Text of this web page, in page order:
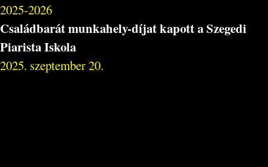
2025-2026
Családbarát munkahely-díjat kapott a Szegedi
Piarista Iskola
2025. szeptember 20.